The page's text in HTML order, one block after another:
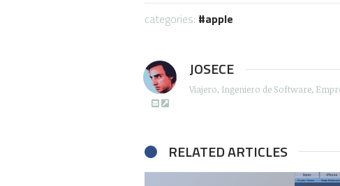
categories: apple
JOSECE
Viajero, Ingeniero de Software,
RELATED ARTICLES